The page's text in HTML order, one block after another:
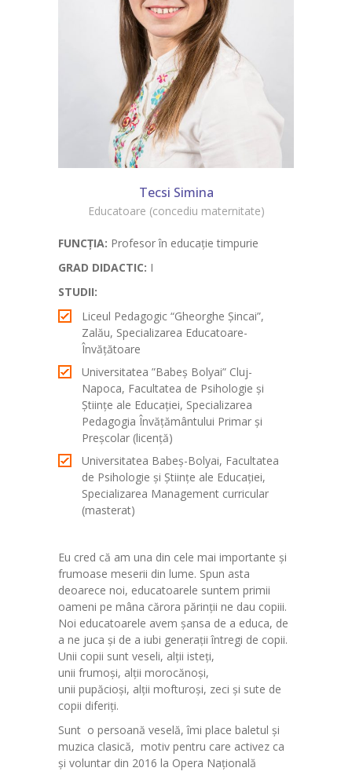
Tecsi Simina
Educatoare (concediu maternitate)
FUNCŢIA: Profesor în educație timpurie
GRAD DIDACTIC: I
STUDII:
Liceul Pedagogic “Gheorghe Șincai”,
Zalău, Specializarea Educatoare-
Învățătoare
Universitatea ”Babeș Bolyai” Cluj-
Napoca, Facultatea de Psihologie și
Științe ale Educației, Specializarea
Pedagogia Învățământului Primar și
Preșcolar (licență)
Universitatea Babeș-Bolyai, Facultatea
de Psihologie şi Ştiinţe ale Educaţiei,
Specializarea Management curricular
(masterat)
Eu cred că am una din cele mai importante și
frumoase meserii din lume. Spun asta
deoarece noi, educatoarele suntem primii
oameni pe mâna cărora părinții ne dau copiii.
Noi educatoarele avem șansa de a educa, de
a ne juca și de a iubi generații întregi de copii.
Unii copii sunt veseli, alții isteți,
unii frumoși, alții morocănoși,
unii pupăcioși, alții mofturoși, zeci și sute de
copii diferiți.
Sunt o persoană veselă, îmi place baletul și
muzica clasică, motiv pentru care activez ca
și voluntar din 2016 la Opera Națională